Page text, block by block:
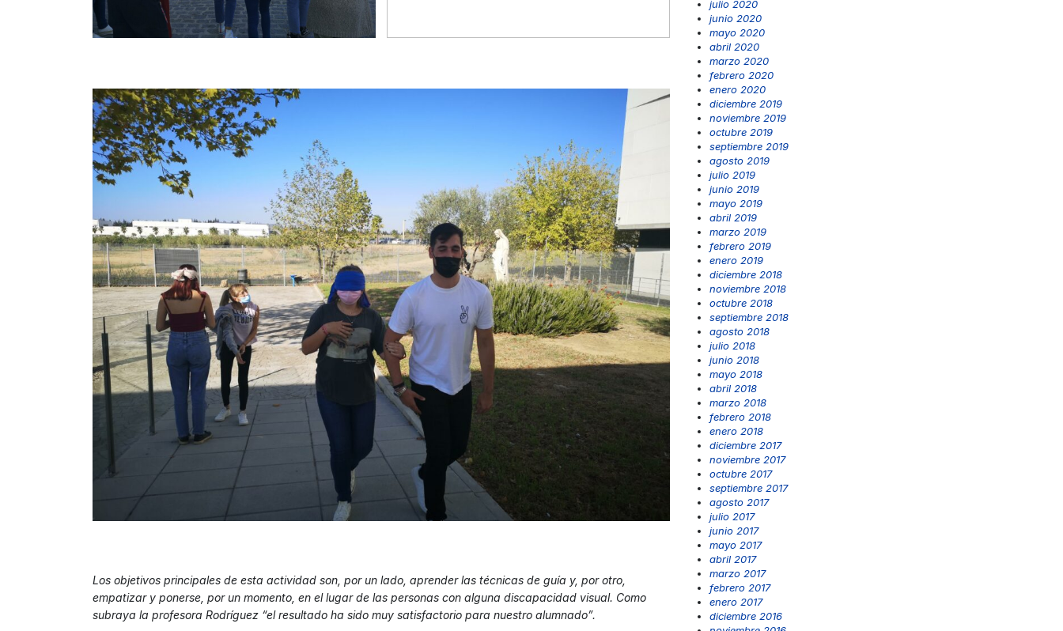
Los objetivos principales de esta actividad son, por un lado, aprender las técnicas de guía y, por otro,
empatizar y ponerse, por un momento, en el lugar de las personas con alguna discapacidad visual. Como
subraya la profesora Rodríguez “el resultado ha sido muy satisfactorio para nuestro alumnado”.
julio 2020
junio 2020
mayo 2020
abril 2020
marzo 2020
febrero 2020
enero 2020
diciembre 2019
noviembre 2019
octubre 2019
septiembre 2019
agosto 2019
julio 2019
junio 2019
mayo 2019
abril 2019
marzo 2019
febrero 2019
enero 2019
diciembre 2018
noviembre 2018
octubre 2018
septiembre 2018
agosto 2018
julio 2018
junio 2018
mayo 2018
abril 2018
marzo 2018
febrero 2018
enero 2018
diciembre 2017
noviembre 2017
octubre 2017
septiembre 2017
agosto 2017
julio 2017
junio 2017
mayo 2017
abril 2017
marzo 2017
febrero 2017
enero 2017
diciembre 2016